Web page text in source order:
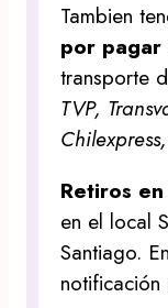
Tambien
por pagar
transporte
TVP,
Retiros
en el local
Santiago.